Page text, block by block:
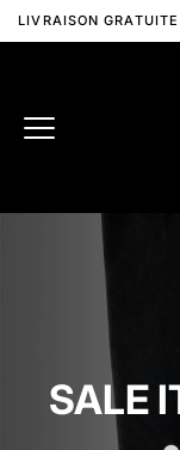
Passer
au
LIVRAISON
SALE